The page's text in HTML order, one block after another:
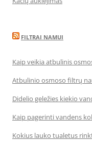
FILTRAI NAMUI
Kaip veikia atbulinis
Atbulinio osmoso filtrų
Didelio geležies kiekio
Kaip pagerinti vandens
Kokius lauko tualetus